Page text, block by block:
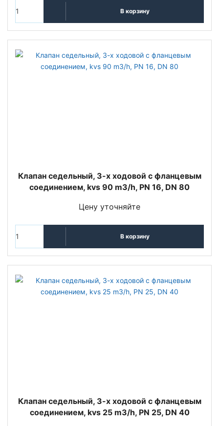
В корзину
Клапан седельный, 3-х ходовой с фланцевым
соединением, kvs 90 m3/h, PN 16, DN 80
Цену уточняйте
В корзину
Клапан седельный, 3-х ходовой с фланцевым
соединением, kvs 25 m3/h, PN 25, DN 40